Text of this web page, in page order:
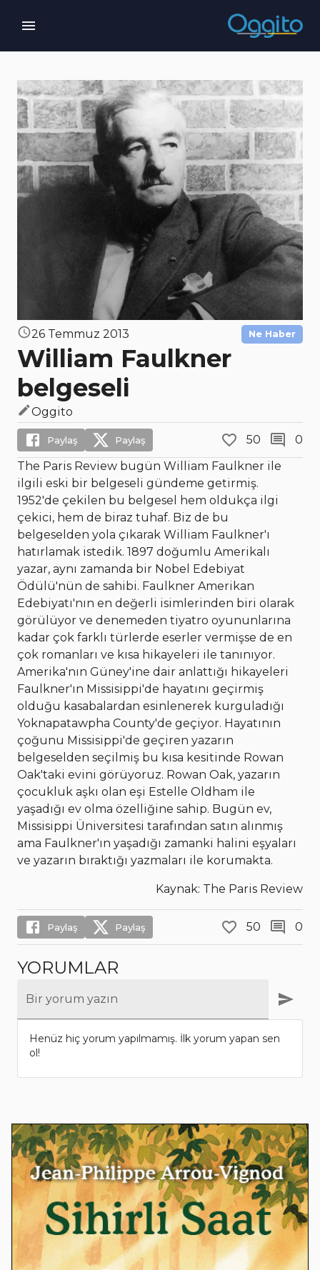
26 Temmuz 2013 Ne Haber
William Faulkner
belgeseli
Oggito
Paylaş Paylaş 50
0
The Paris Review bugün William Faulkner ile
ilgili eski bir belgeseli gündeme getirmiş.
1952'de çekilen bu belgesel hem oldukça ilgi
çekici, hem de biraz tuhaf. Biz de bu
belgeselden yola çıkarak William Faulkner'ı
hatırlamak istedik. 1897 doğumlu Amerikalı
yazar, aynı zamanda bir Nobel Edebiyat
Ödülü'nün de sahibi. Faulkner Amerikan
Edebiyatı'nın en değerli isimlerinden biri olarak
görülüyor ve denemeden tiyatro oyununlarına
kadar çok farklı türlerde eserler vermişse de en
çok romanları ve kısa hikayeleri ile tanınıyor.
Amerika'nın Güney'ine dair anlattığı hikayeleri
Faulkner'ın Missisippi'de hayatını geçirmiş
olduğu kasabalardan esinlenerek kurguladığı
Yoknapatawpha County'de geçiyor. Hayatının
çoğunu Missisippi'de geçiren yazarın
belgeselden seçilmiş bu kısa kesitinde Rowan
Oak'taki evini görüyoruz. Rowan Oak, yazarın
çocukluk aşkı olan eşi Estelle Oldham ile
yaşadığı ev olma özelliğine sahip. Bugün ev,
Missisippi Üniversitesi tarafından satın alınmış
ama Faulkner'ın yaşadığı zamanki halini eşyaları
ve yazarın bıraktığı yazmaları ile korumakta.
Kaynak: The Paris Review
Paylaş Paylaş 50 0
YORUMLAR
Bir yorum yazın
Henüz hiç yorum yapılmamış. İlk yorum yapan sen
ol!